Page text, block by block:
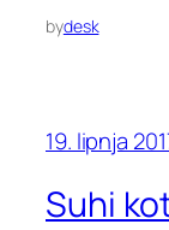
bydesk
19. lipnja
Suhi